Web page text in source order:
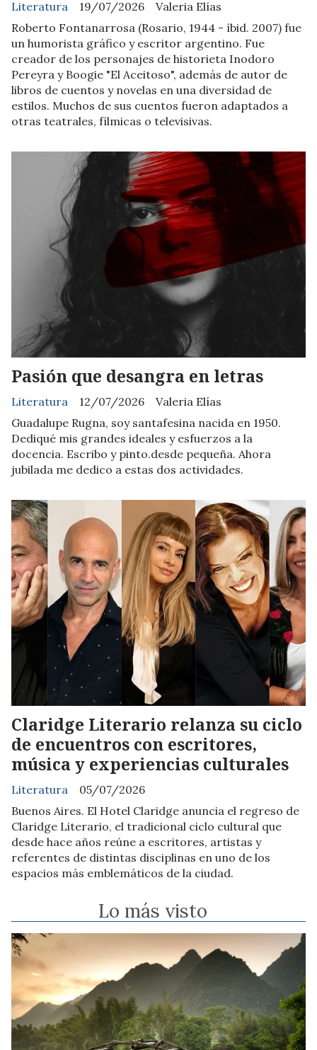
Valeria Elías
Literatura
19/07/2026
Roberto Fontanarrosa (Rosario, 1944 - íbid. 2007) fue
un humorista gráfico y escritor argentino. Fue
creador de los personajes de historieta Inodoro
Pereyra y Boogie "El Aceitoso", además de autor de
libros de cuentos y novelas en una diversidad de
estilos. Muchos de sus cuentos fueron adaptados a
otras teatrales, fílmicas o televisivas.
Pasión que desangra en letras
Valeria Elías
Literatura
12/07/2026
Guadalupe Rugna, soy santafesina nacida en 1950.
Dediqué mis grandes ideales y esfuerzos a la
docencia. Escribo y pinto.desde pequeña. Ahora
jubilada me dedico a estas dos actividades.
Claridge Literario relanza su ciclo
de encuentros con escritores,
música y experiencias culturales
Literatura
05/07/2026
Buenos Aires. El Hotel Claridge anuncia el regreso de
Claridge Literario, el tradicional ciclo cultural que
desde hace años reúne a escritores, artistas y
referentes de distintas disciplinas en uno de los
espacios más emblemáticos de la ciudad.
Lo más visto